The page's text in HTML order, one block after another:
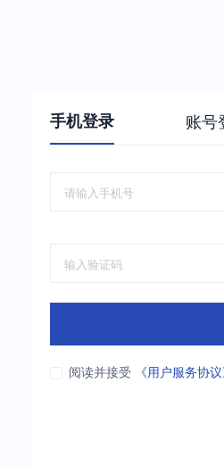
手机登录 账号
阅读并接受 《用户服务协议